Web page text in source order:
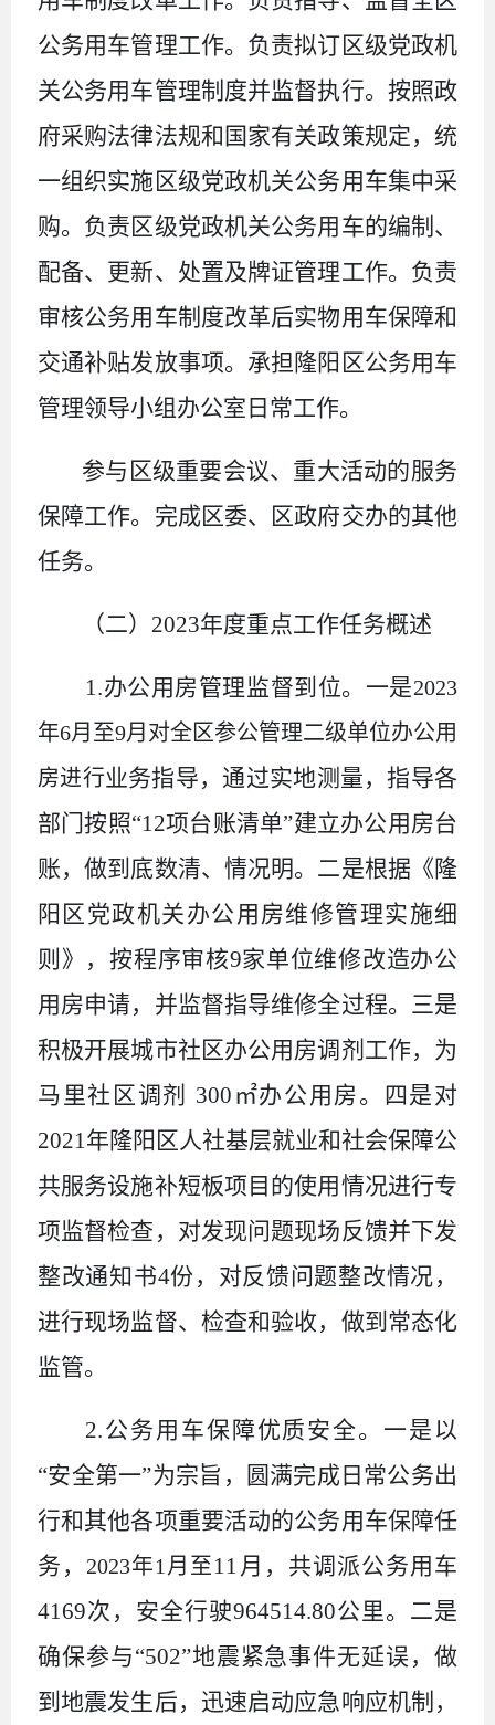
公务用车管理工作。负责拟订区级党政机
关公务用车管理制度并监督执行。按照政
府采购法律法规和国家有关政策规定，统
一组织实施区级党政机关公务用车集中采
购。负责区级党政机关公务用车的编制、
配备、更新、处置及牌证管理工作。负责
审核公务用车制度改革后实物用车保障和
交通补贴发放事项。承担隆阳区公务用车
管理领导小组办公室日常工作。
参与区级重要会议、重大活动的服务
保障工作。完成区委、区政府交办的其他
任务。
（二）2023年度重点工作任务概述
1.办公用房管理监督到位。 一是2023
年6月至9月对全区参公管理二级单位办公用
房进行业务指导，通过实地测量，指导各
部门按照“12项台账清单”建立办公用房台
账，做到底数清、情况明。二是根据《隆
阳区党政机关办公用房维修管理实施细
则》，按程序审核9家单位维修改造办公
用房申请，并监督指导维修全过程。三是
积极开展城市社区办公用房调剂工作，为
马里社区调剂 300㎡办公用房。四是对
2021年隆阳区人社基层就业和社会保障公
共服务设施补短板项目的使用情况进行专
项监督检查，对发现问题现场反馈并下发
整改通知书4份，对反馈问题整改情况，
进行现场监督、检查和验收，做到常态化
监管。
2.公务用车保障优质安全。 一是以
“安全第一”为宗旨，圆满完成日常公务出
行和其他各项重要活动的公务用车保障任
务， 2023年1月至11月，共调派公务用车
4169次，安全行驶964514.80公里。二是
确保参与“502”地震紧急事件无延误，做
到地震发生后，迅速启动应急响应机制，